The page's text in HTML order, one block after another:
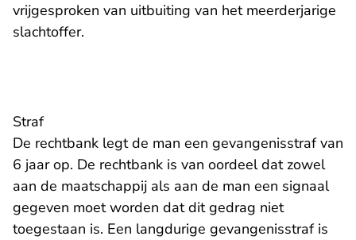
vrijgesproken van uitbuiting van het meerderjarige
slachtoffer.
Straf
De rechtbank legt de man een gevangenisstraf van
6 jaar op. De rechtbank is van oordeel dat zowel
aan de maatschappij als aan de man een signaal
gegeven moet worden dat dit gedrag niet
toegestaan is. Een langdurige gevangenisstraf is